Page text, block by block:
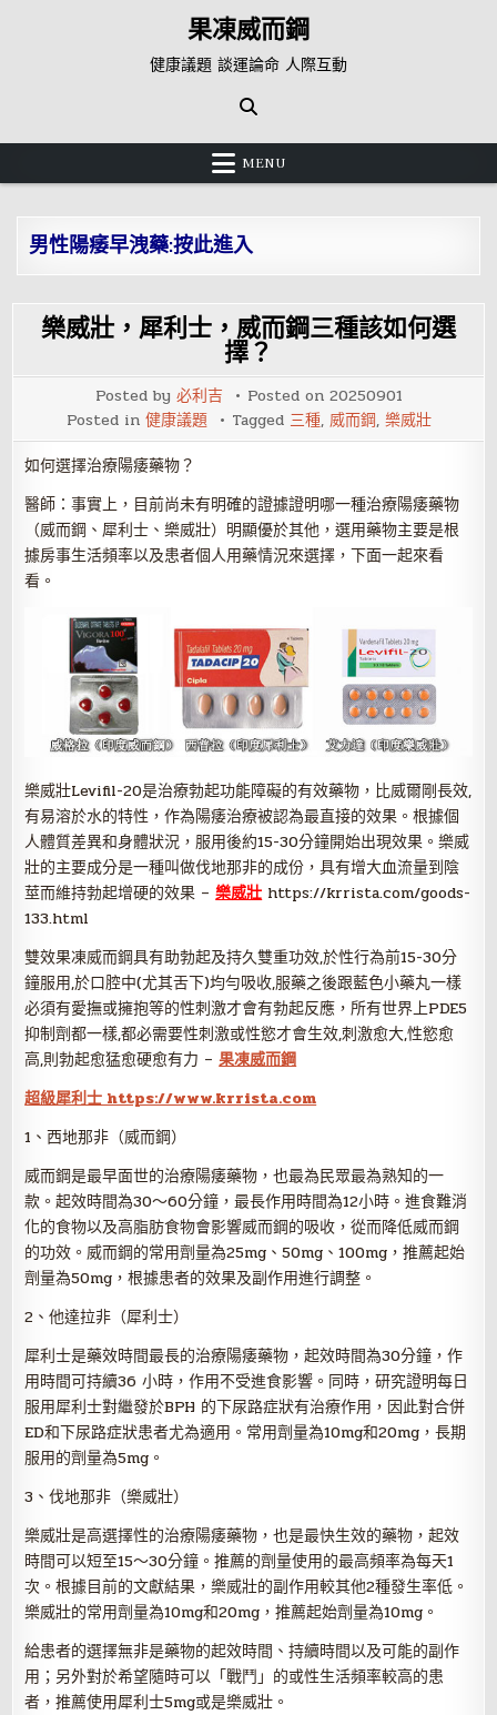
果凍威而鋼
健康議題 談運論命 人際互動
MENU
男性陽痿早洩藥:按此進入
樂威壯，犀利士，威而鋼三種該如何選
擇？
Posted by 必利吉 Posted on 20250901
Posted in 健康議題 Tagged 三種, 威而鋼, 樂威壯
如何選擇治療陽痿藥物？
醫師：事實上，目前尚未有明確的證據證明哪一種治療陽痿藥物
（威而鋼、犀利士、樂威壯）明顯優於其他，選用藥物主要是根
據房事生活頻率以及患者個人用藥情況來選擇，下面一起來看
看。
樂威壯Levifil-20是治療勃起功能障礙的有效藥物，比威爾剛長效,
有易溶於水的特性，作為陽痿治療被認為最直接的效果。根據個
人體質差異和身體狀況，服用後約15-30分鐘開始出現效果。樂威
壯的主要成分是一種叫做伐地那非的成份，具有增大血流量到陰
莖而維持勃起增硬的效果 –樂威壯 https://krrista.com/goods-
133.html
雙效果凍威而鋼具有助勃起及持久雙重功效,於性行為前15-30分
鐘服用,於口腔中(尤其舌下)均勻吸收,服藥之後跟藍色小藥丸一樣
必須有愛撫或擁抱等的性刺激才會有勃起反應，所有世界上PDE5
抑制劑都一樣,都必需要性刺激或性慾才會生效,刺激愈大,性慾愈
高,則勃起愈猛愈硬愈有力 –果凍威而鋼
超級犀利士 https://www.krrista.com
1、西地那非（威而鋼）
威而鋼是最早面世的治療陽痿藥物，也最為民眾最為熟知的一
款。起效時間為30～60分鐘，最長作用時間為12小時。進食難消
化的食物以及高脂肪食物會影響威而鋼的吸收，從而降低威而鋼
的功效。威而鋼的常用劑量為25mg、50mg、100mg，推薦起始
劑量為50mg，根據患者的效果及副作用進行調整。
2、他達拉非（犀利士）
犀利士是藥效時間最長的治療陽痿藥物，起效時間為30分鐘，作
用時間可持續36 小時，作用不受進食影響。同時，研究證明每日
服用犀利士對繼發於BPH 的下尿路症狀有治療作用，因此對合併
ED和下尿路症狀患者尤為適用。常用劑量為10mg和20mg，長期
服用的劑量為5mg。
3、伐地那非（樂威壯）
樂威壯是高選擇性的治療陽痿藥物，也是最快生效的藥物，起效
時間可以短至15～30分鐘。推薦的劑量使用的最高頻率為每天1
次。根據目前的文獻結果，樂威壯的副作用較其他2種發生率低。
樂威壯的常用劑量為10mg和20mg，推薦起始劑量為10mg。
給患者的選擇無非是藥物的起效時間、持續時間以及可能的副作
用；另外對於希望隨時可以「戰鬥」的或性生活頻率較高的患
者，推薦使用犀利士5mg或是樂威壯。